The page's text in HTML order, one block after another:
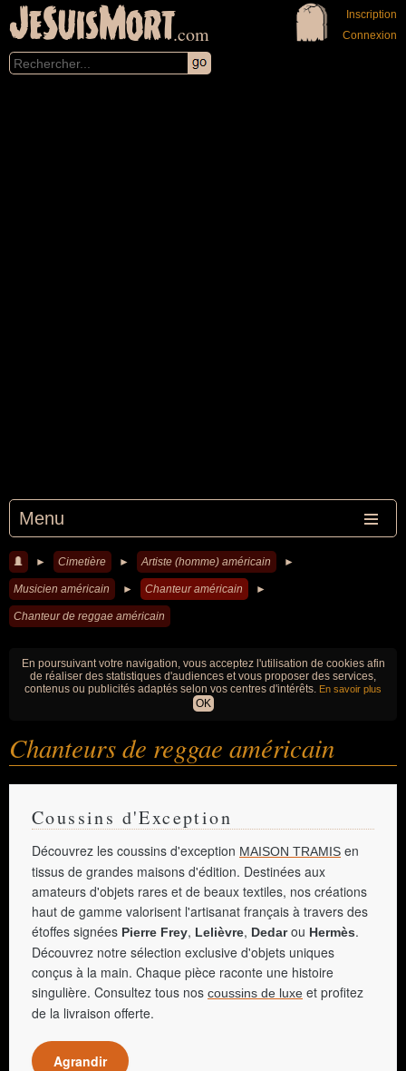
JeSuisMort.com
Menu
Inscription
Connexion
► Cimetière ► Artiste (homme) américain ►
Musicien américain ► Chanteur américain ►
Chanteur de reggae américain
En poursuivant votre navigation, vous acceptez l'utilisation de cookies afin
de réaliser des statistiques d'audiences et vous proposer des services,
contenus ou publicités adaptés selon vos centres d'intérêts. En savoir plus
OK
Chanteurs de reggae américain
Coussins d'Exception
Découvrez les coussins d'exception MAISON TRAMIS en
tissus de grandes maisons d'édition. Destinées aux
amateurs d'objets rares et de beaux textiles, nos créations
haut de gamme valorisent l'artisanat français à travers des
étoffes signées Pierre Frey, Lelièvre, Dedarou Hermès.
Découvrez notre sélection exclusive d'objets uniques
conçus à la main. Chaque pièce raconte une histoire
singulière. Consultez tous nos coussins de luxe et profitez
de la livraison offerte.
Agrandir